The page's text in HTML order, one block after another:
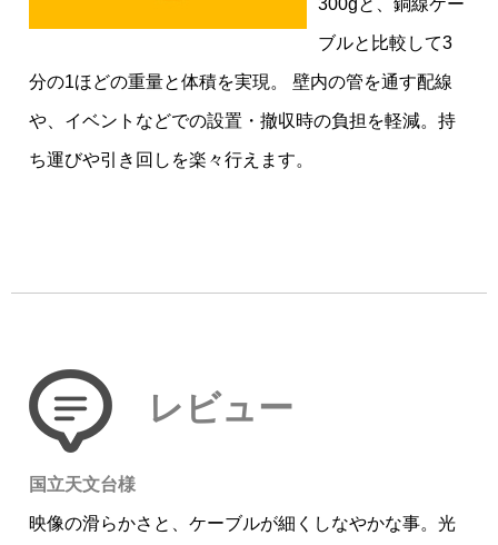
300gと、銅線ケー
ブルと比較して3
分の1ほどの重量と体積を実現。 壁内の管を通す配線
や、イベントなどでの設置・撤収時の負担を軽減。持
ち運びや引き回しを楽々行えます。
レビュー
国立天文台様
映像の滑らかさと、ケーブルが細くしなやかな事。光